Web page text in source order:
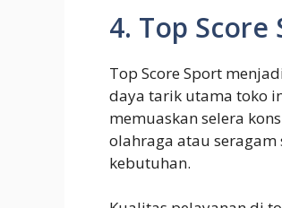
4. Top Score
Top Score Sport
daya tarik utama toko
memuaskan selera
olahraga atau seragam
kebutuhan.